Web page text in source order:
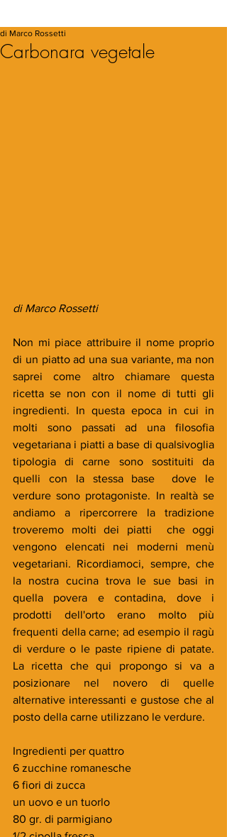
Carbonara vegetale
di Marco Rossetti
di Marco Rossetti
Non mi piace attribuire il nome proprio
di un piatto ad una sua variante, ma non
saprei come altro chiamare questa
ricetta se non con il nome di tutti gli
ingredienti. In questa epoca in cui in
molti sono passati ad una filosofia
vegetariana i piatti a base di qualsivoglia
tipologia di carne sono sostituiti da
quelli con la stessa base  dove le
verdure sono protagoniste. In realtà se
andiamo a ripercorrere la tradizione
troveremo molti dei piatti  che oggi
vengono elencati nei moderni menù
vegetariani. Ricordiamoci, sempre, che
la nostra cucina trova le sue basi in
quella povera e contadina, dove i
prodotti dell'orto erano molto più
frequenti della carne; ad esempio il ragù
di verdure o le paste ripiene di patate.
La ricetta che qui propongo si va a
posizionare nel novero di quelle
alternative interessanti e gustose che al
posto della carne utilizzano le verdure.
Ingredienti per quattro
6 zucchine romanesche
6 fiori di zucca
un uovo e un tuorlo
80 gr. di parmigiano